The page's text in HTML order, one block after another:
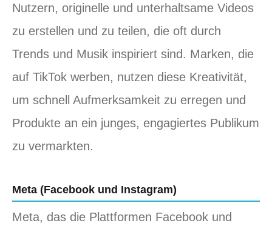
Nutzern, originelle und unterhaltsame Videos
zu erstellen und zu teilen, die oft durch
Trends und Musik inspiriert sind. Marken, die
auf TikTok werben, nutzen diese Kreativität,
um schnell Aufmerksamkeit zu erregen und
Produkte an ein junges, engagiertes Publikum
zu vermarkten.
Meta (Facebook und Instagram)
Meta, das die Plattformen Facebook und